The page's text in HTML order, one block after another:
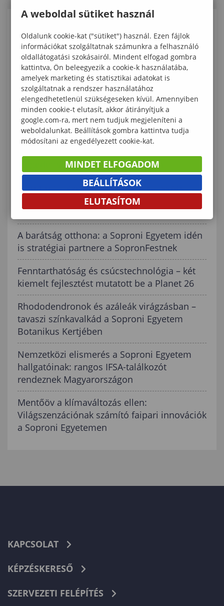
KAPCSOLÓDÓ TARTALMAK
IFSA SERM 2026 Magyarországon–a Soproni
Egyetem erdészhallgatói a nemzetközi
találkozó házigazdái
Zöld faanyagvédelem a Soproni Egyetemen
Horgásznap a Soproni Egyetemmel
elégedettség a Soproni Egyetemen
A Soproni Egyetem hallgatói a kulisszák
mögött is meghatározó szereplői voltak a
SopronFestnek
A barátság otthona: a Soproni Egyetem idén
is stratégiai partnere a SopronFestnek
Fenntarthatóság és csúcstechnológia – két
kiemelt fejlesztést mutatott be a Planet 26
Rhododendronok és azáleák virágzásban –
tavaszi színkavalkád a Soproni Egyetem
Botanikus Kertjében
Nemzetközi elismerés a Soproni Egyetem
hallgatóinak: rangos IFSA-találkozót
rendeznek Magyarországon
Mentőöv a klímaváltozás ellen:
Világszenzációnak számító faipari innovációk
a Soproni Egyetemen
KAPCSOLAT
KÉPZÉSKERESŐ
SZERVEZETI FELÉPÍTÉS
A weboldal sütiket használ
Oldalunk cookie-kat ("sütiket") használ. Ezen fájlok
információkat szolgáltatnak számunkra a felhasználó
oldallátogatási szokásairól. Mindent elfogad gombra
kattintva, Ön beleegyezik a cookie-k használatába,
amelyek marketing és statisztikai adatokat is
szolgáltatnak a rendszer használatához
elengedhetetlenül szükségeseken kívül. Amennyiben
minden cookie-t elutasít, akkor átirányítjuk a
google.com-ra, mert nem tudjuk megjeleníteni a
weboldalunkat. Beállítások gombra kattintva tudja
módosítani az engedélyezett cookie-kat.
MINDET ELFOGADOM
BEÁLLÍTÁSOK
ELUTASÍTOM